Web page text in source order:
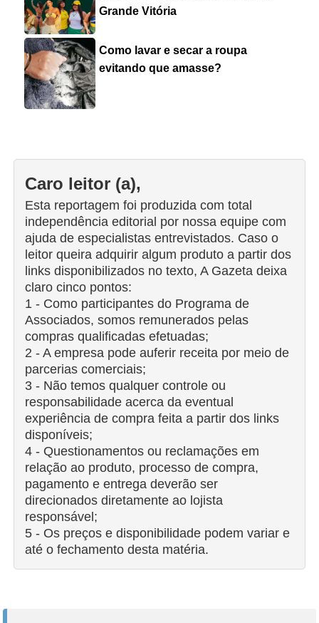
Grande Vitória
Como lavar e secar a roupa
evitando que amasse?
Caro leitor (a),
Esta reportagem foi produzida com total
independência editorial por nossa equipe com
ajuda de especialistas entrevistados. Caso o
leitor queira adquirir algum produto a partir dos
links disponibilizados no texto, A Gazeta deixa
claro cinco pontos:
1 - Como participantes do Programa de
Associados, somos remunerados pelas
compras qualificadas efetuadas;
2 - A empresa pode auferir receita por meio de
parcerias comerciais;
3 - Não temos qualquer controle ou
responsabilidade acerca da eventual
experiência de compra feita a partir dos links
disponíveis;
4 - Questionamentos ou reclamações em
relação ao produto, processo de compra,
pagamento e entrega deverão ser
direcionados diretamente ao lojista
responsável;
5 - Os preços e disponibilidade podem variar e
até o fechamento desta matéria.